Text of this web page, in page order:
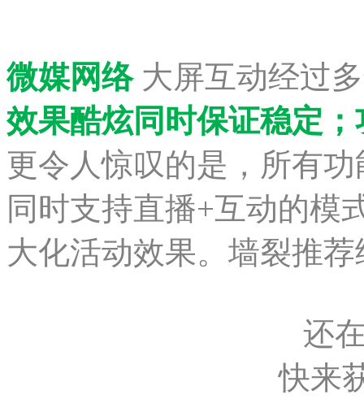
微媒网络 大屏互动经过
效果酷炫同时保证稳定 ；
更令人惊叹的是，所有
同时支持直播+互动的模
大化活动效果。墙裂推
还
快来